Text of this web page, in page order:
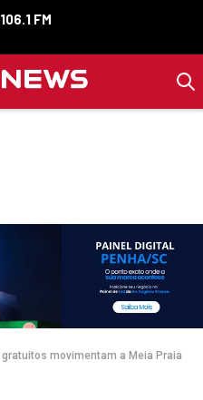
FM
movimentam a Meia Praia